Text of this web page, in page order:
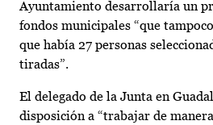
Ayuntamiento desarrollaría un
fondos municipales “que
que había 27 personas
tiradas”.
El delegado de la Junta en
disposición a “trabajar de